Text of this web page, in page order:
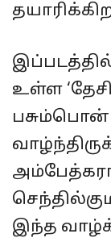
உள்ள
பசும்பொன்
இந்த